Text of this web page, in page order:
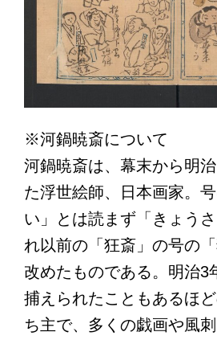
※河鍋暁斎について
河鍋暁斎は、幕末から明
た浮世絵師、日本画家。
い」とは読まず「きょう
れ以前の「狂斎」の号の
改めたものである。明治3
捕えられたこともあるほ
ち主で、多くの戯画や風